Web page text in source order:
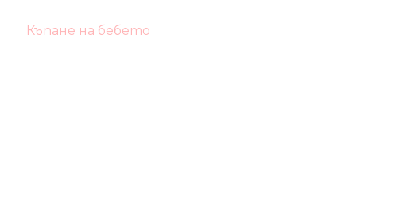
Къпане на бебето